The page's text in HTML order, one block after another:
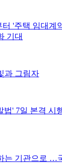
터 '주택 임대
기대
과 그림자
법' 7일 본격 시
는 기관으로 …